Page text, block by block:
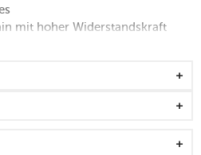
mit hoher Widerstandskraft